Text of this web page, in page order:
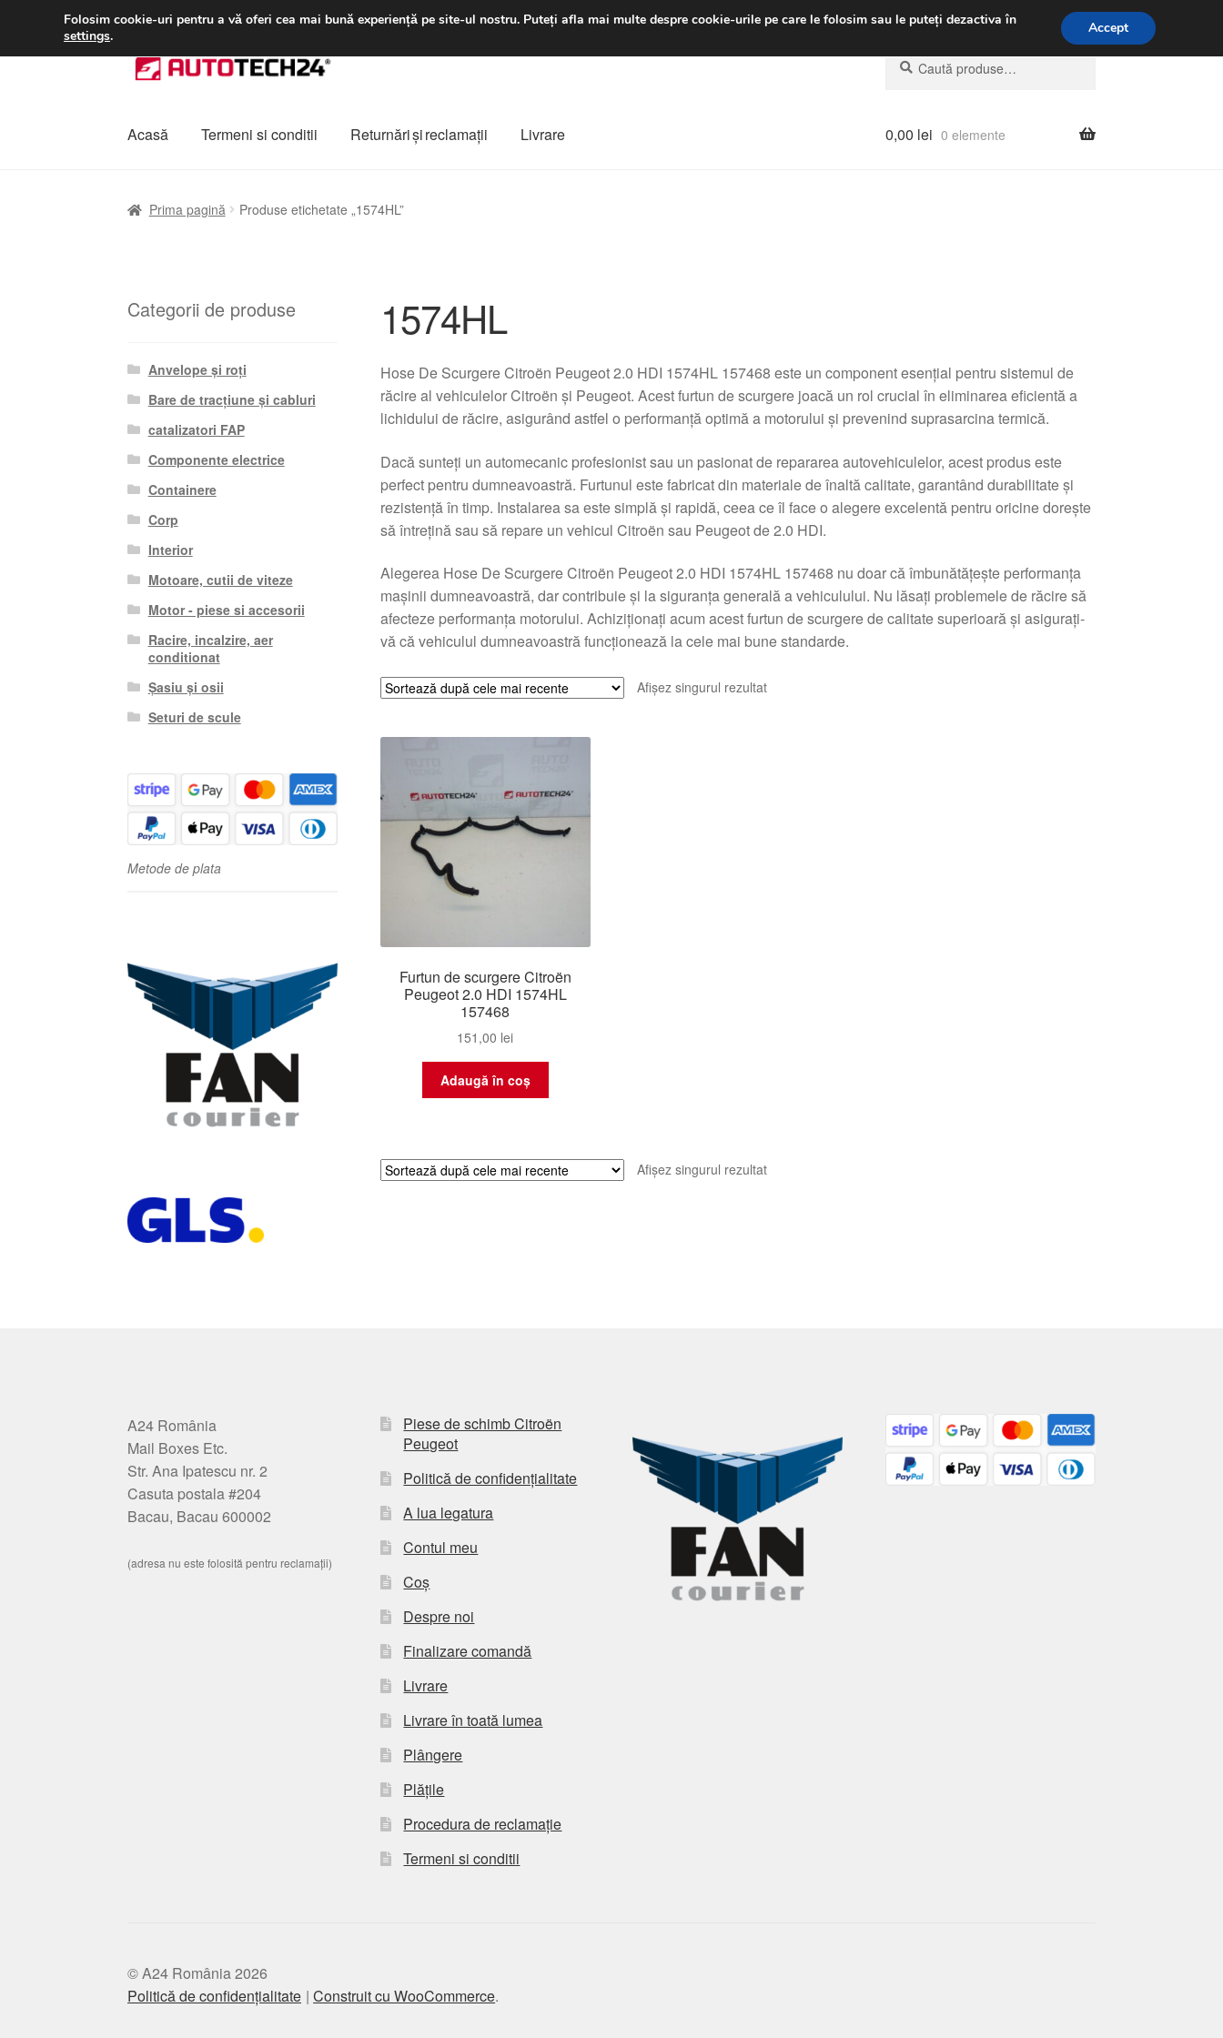
LIVRARE de la 33 lei luni-vineri 9 a.m. - 4 p.m.031 229 6816
Sari
la
Sari
la
Caută
după:
Caută
Acasă Termeni si conditii Returnări şi reclamații Livrare 0,00 lei 0 elemente
Prima pagină Produse etichetate „1574HL”
1574HL
Hose De Scurgere Citroën Peugeot 2.0 HDI 1574HL 157468 este un component esențial pentru sistemul de
răcire al vehiculelor Citroën și Peugeot. Acest furtun de scurgere joacă un rol crucial în eliminarea eficientă a
lichidului de răcire, asigurând astfel o performanță optimă a motorului și prevenind suprasarcina termică.
Dacă sunteți un automecanic profesionist sau un pasionat de repararea autovehiculelor, acest produs este
perfect pentru dumneavoastră. Furtunul este fabricat din materiale de înaltă calitate, garantând durabilitate și
rezistență în timp. Instalarea sa este simplă și rapidă, ceea ce îl face o alegere excelentă pentru oricine dorește
să întrețină sau să repare un vehicul Citroën sau Peugeot de 2.0 HDI.
Alegerea Hose De Scurgere Citroën Peugeot 2.0 HDI 1574HL 157468 nu doar că îmbunătățește performanța
mașinii dumneavoastră, dar contribuie și la siguranța generală a vehiculului. Nu lăsați problemele de răcire să
afecteze performanța motorului. Achiziționați acum acest furtun de scurgere de calitate superioară și asigurați-
vă că vehiculul dumneavoastră funcționează la cele mai bune standarde.
Afișez singurul rezultat
Furtun de scurgere Citroën
Peugeot 2.0 HDI 1574HL
157468
151,00 lei
Adaugă în coș
Afișez singurul rezultat
Categorii de produse
Anvelope și roți
Bare de tracțiune și cabluri
catalizatori FAP
Componente electrice
Containere
Corp
Interior
Motoare, cutii de viteze
Motor - piese si accesorii
Racire, incalzire, aer
conditionat
Șasiu și osii
Seturi de scule
Metode de plata
A24 România
Mail Boxes Etc.
Str. Ana Ipatescu nr. 2
Casuta postala #204
Bacau, Bacau 600002
(adresa nu este folosită pentru reclamații)
Piese de schimb Citroën
Peugeot
Politică de confidențialitate
A lua legatura
Contul meu
Coș
Despre noi
Finalizare comandă
Livrare
Livrare în toată lumea
Plângere
Plățile
Procedura de reclamație
Termeni si conditii
© A24 România 2026
Politică de confidențialitate Construit cu WooCommerce.
Folosim cookie-uri pentru a vă oferi cea mai bună experiență pe site-ul nostru. Puteți afla mai multe despre cookie-urile pe care le folosim sau le puteți dezactiva în
settings. Accept